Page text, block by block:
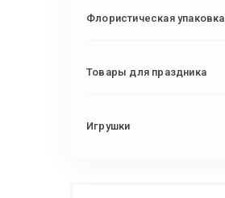
Флористическая упаковка
Товары для праздника
Игрушки